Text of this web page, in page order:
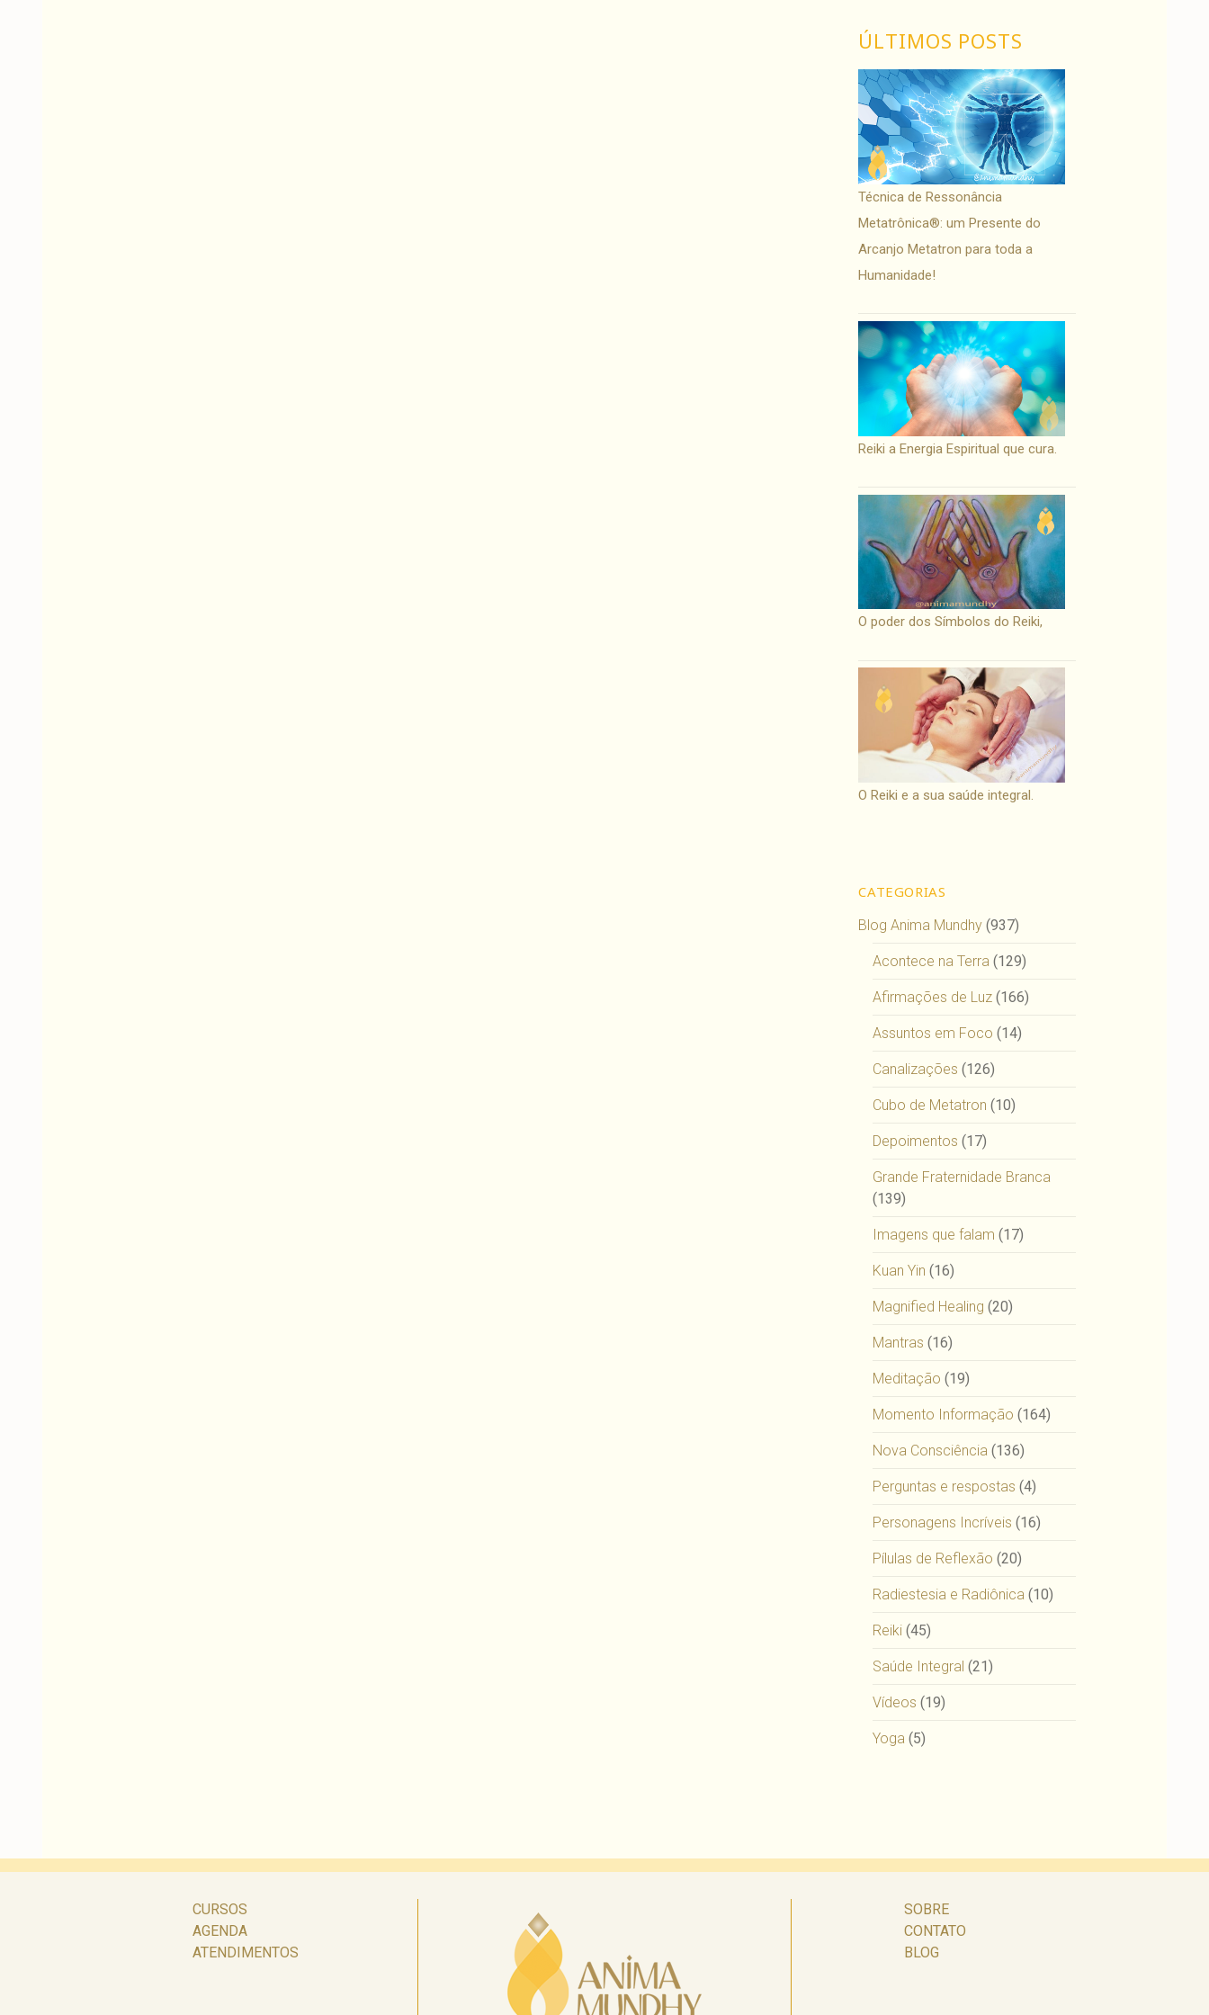
ÚLTIMOS POSTS
Técnica de Ressonância
Metatrônica®: um Presente do
Arcanjo Metatron para toda a
Humanidade!
Reiki a Energia Espiritual que cura.
O poder dos Símbolos do Reiki,
O Reiki e a sua saúde integral.
CATEGORIAS
Blog Anima Mundhy (937)
Acontece na Terra (129)
Afirmações de Luz (166)
Assuntos em Foco (14)
Canalizações (126)
Cubo de Metatron (10)
Depoimentos (17)
Grande Fraternidade Branca
(139)
Imagens que falam (17)
Kuan Yin (16)
Magnified Healing (20)
Mantras (16)
Meditação (19)
Momento Informação (164)
Nova Consciência (136)
Perguntas e respostas (4)
Personagens Incríveis (16)
Pílulas de Reflexão (20)
Radiestesia e Radiônica (10)
Reiki (45)
Saúde Integral (21)
Vídeos (19)
Yoga (5)
CURSOS
AGENDA
ATENDIMENTOS
SOBRE
CONTATO
BLOG